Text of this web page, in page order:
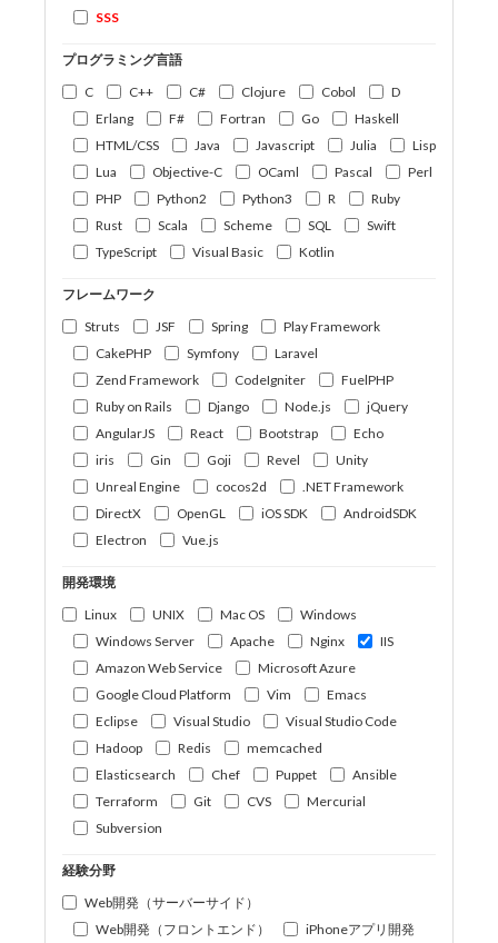
SSS
プログラミング言語
C
C++ C# Clojure Cobol
D
Erlang
F# Fortran Go
Haskell
HTML/CSS
Java Javascript Julia
Lisp
Lua
Objective-C OCaml Pascal
Perl
PHP
Python2 Python3 R
Ruby
Rust
Scala Scheme SQL
Swift
TypeScript
Visual Basic Kotlin
フレームワーク
Struts
JSF Spring
Play Framework
CakePHP
Symfony
Laravel
Zend Framework
CodeIgniter
FuelPHP
Ruby on Rails
Django Node.js
jQuery
AngularJS
React Bootstrap
Echo
iris
Gin Goji Revel
Unity
Unreal Engine
cocos2d
.NET Framework
DirectX
OpenGL iOS SDK
AndroidSDK
Electron
Vue.js
開発環境
Linux
UNIX Mac OS
Windows
Windows Server
Apache Nginx
IIS
Amazon Web Service
Microsoft Azure
Google Cloud Platform
Vim
Emacs
Eclipse
Visual Studio
Visual Studio Code
Hadoop
Redis
memcached
Elasticsearch
Chef Puppet
Ansible
Terraform
Git CVS
Mercurial
Subversion
経験分野
Web開発（サーバーサイド）
Web開発（フロントエンド）
iPhoneアプリ開発